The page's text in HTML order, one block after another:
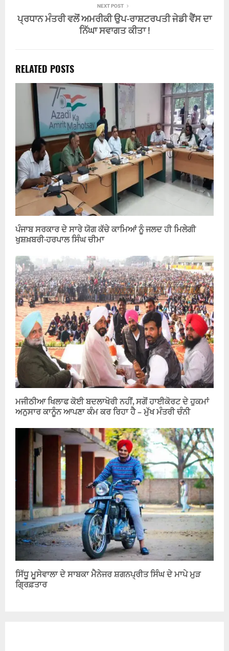
NEXT POST
ਪ੍ਰਧਾਨ ਮੰਤਰੀ ਵਲੋਂ ਅਮਰੀਕੀ ਉਪ-ਰਾਸ਼ਟਰਪਤੀ ਜੇਡੀ ਵੈਂਸ ਦਾ
ਨਿੱਘਾ ਸਵਾਗਤ ਕੀਤਾ !
RELATED POSTS
ਪੰਜਾਬ ਸਰਕਾਰ ਦੇ ਸਾਰੇ ਯੋਗ ਕੱਚੇ ਕਾਮਿਆਂ ਨੂੰ ਜਲਦ ਹੀ ਮਿਲੇਗੀ
ਖੁਸ਼ਖ਼ਬਰੀ-ਹਰਪਾਲ ਸਿੰਘ ਚੀਮਾ
ਮਜੀਠੀਆ ਖਿਲਾਫ ਕੋਈ ਬਦਲਾਖੋਰੀ ਨਹੀਂ, ਸਗੋਂ ਹਾਈਕੋਰਟ ਦੇ ਹੁਕਮਾਂ
ਅਨੁਸਾਰ ਕਾਨੂੰਨ ਆਪਣਾ ਕੰਮ ਕਰ ਰਿਹਾ ਹੈ – ਮੁੱਖ ਮੰਤਰੀ ਚੰਨੀ
ਸਿੱਧੂ ਮੂਸੇਵਾਲਾ ਦੇ ਸਾਬਕਾ ਮੈਨੇਜਰ ਸ਼ਗਨਪ੍ਰੀਤ ਸਿੰਘ ਦੇ ਮਾਪੇ ਮੁੜ
ਗ੍ਰਿਫ਼ਤਾਰ